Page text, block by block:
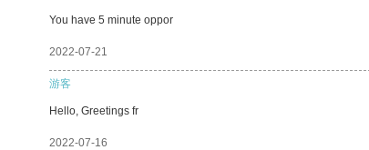
You have 5 minute oppor
2022-07-21
游客
Hello, Greetings fr
2022-07-16